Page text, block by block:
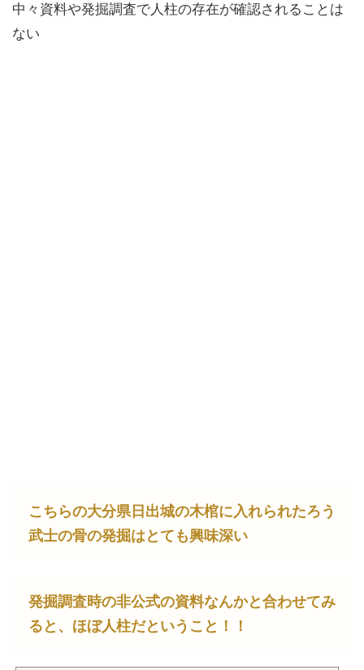
中々資料や発掘調査で人柱の存在が確認されることは
ない
こちらの大分県日出城の木棺に入れられたろう
武士の骨の発掘はとても興味深い
発掘調査時の非公式の資料なんかと合わせてみ
ると、ほぼ人柱だということ！！